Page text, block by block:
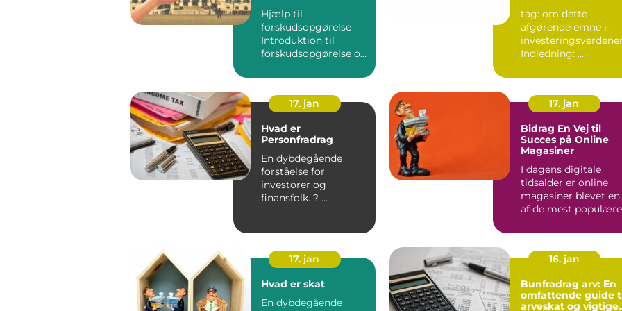
Hjælp til
forskudsopgørelse
Introduktion til
forskudsopgørelse og
tag: om dette
afgørende emne i
Indledning: ...
17. jan
Hvad er
Personfradrag
En dybdegående
forståelse for
investorer og
finansfolk. ? ...
17. jan
Bidrag En Vej til
Succes på Online
Magasiner
I dagens digitale
tidsalder er online
magasiner blevet en
af de mest populære
platfo...
17. jan
Hvad er skat
En dybdegående
16. jan
Bunfradrag arv: En
omfattende guide
arveskat og vigtige